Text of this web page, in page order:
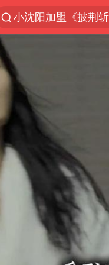
小沈阳加盟《披荆斩
上海发布内涝积水风
人形机器人第一股
多地银行上调存款利
上海地铁4条线路全
新疆生产建设兵团
4.2平卫生间补漏注
NBA传奇教练老尼
武汉3名城管协管员
武汉天桥城管打人